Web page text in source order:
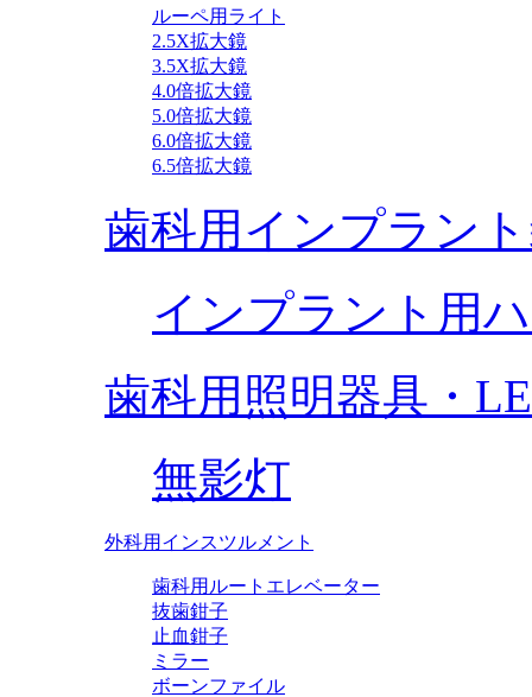
ルーペ用ライト
2.5X拡大鏡
3.5X拡大鏡
4.0倍拡大鏡
5.0倍拡大鏡
6.0倍拡大鏡
6.5倍拡大鏡
歯科用インプラン
インプラント用
歯科用照明器具・
無影灯
外科用インスツルメント
歯科用ルートエレベーター
抜歯鉗子
止血鉗子
ミラー
ボーンファイル